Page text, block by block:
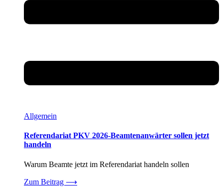
Allgemein
Referendariat PKV 2026-Beamtenanwärter sollen jetzt
handeln
Warum Beamte jetzt im Referendariat handeln sollen
Zum Beitrag ⟶